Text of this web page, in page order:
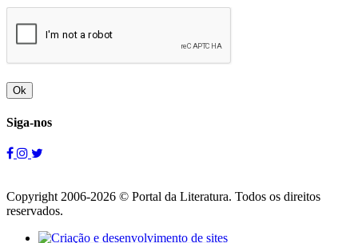
Ok
Siga-nos
Copyright 2006-2026 © Portal da Literatura. Todos os direitos
reservados.